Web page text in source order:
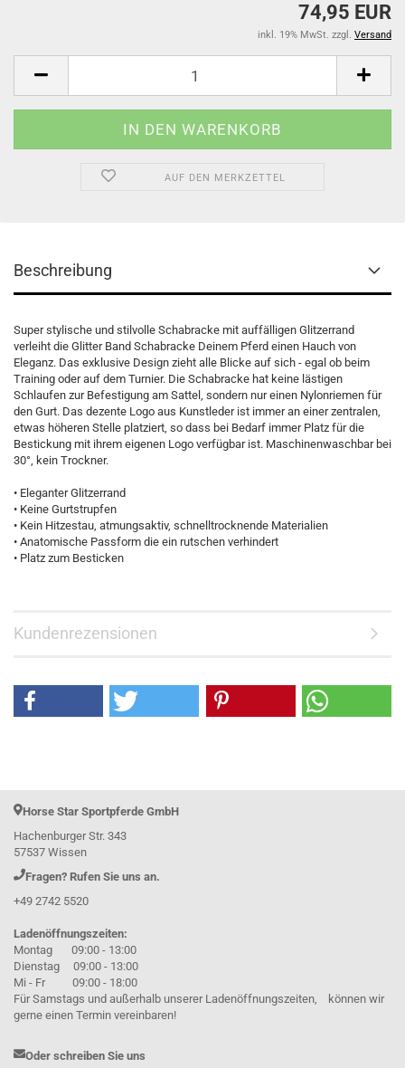
74,95 EUR
inkl. 19% MwSt. zzgl. Versand
AUF DEN MERKZETTEL
Beschreibung
Super stylische und stilvolle Schabracke mit auffälligen Glitzerrand
verleiht die Glitter Band Schabracke Deinem Pferd einen Hauch von
Eleganz. Das exklusive Design zieht alle Blicke auf sich - egal ob beim
Training oder auf dem Turnier. Die Schabracke hat keine lästigen
Schlaufen zur Befestigung am Sattel, sondern nur einen Nylonriemen für
den Gurt. Das dezente Logo aus Kunstleder ist immer an einer zentralen,
etwas höheren Stelle platziert, so dass bei Bedarf immer Platz für die
Bestickung mit ihrem eigenen Logo verfügbar ist. Maschinenwaschbar bei
30°, kein Trockner.
• Eleganter Glitzerrand
• Keine Gurtstrupfen
• Kein Hitzestau, atmungsaktiv, schnelltrocknende Materialien
• Anatomische Passform die ein rutschen verhindert
• Platz zum Besticken
Kundenrezensionen
Horse Star Sportpferde GmbH
Hachenburger Str. 343
57537 Wissen
Fragen? Rufen Sie uns an.
+49 2742 5520
Ladenöffnungszeiten:
Montag 09:00 - 13:00
Dienstag 09:00 - 13:00
Mi - Fr 09:00 - 18:00
Für Samstags und außerhalb unserer Ladenöffnungszeiten, können wir
gerne einen Termin vereinbaren!
Oder schreiben Sie uns